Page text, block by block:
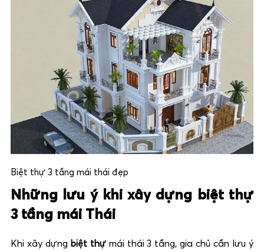
Biệt thự 3 tầng mái thái đẹp
Những lưu ý khi xây dựng biệt thự
3 tầng mái Thái
Khi xây dựng biệt thựmái thái 3 tầng, gia chủ cần lưu ý